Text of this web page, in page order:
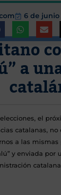
6 de junio
a
el
catalanas, no
a las
y enviada por